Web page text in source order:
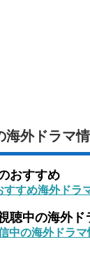
海外ドラマ
おすすめ
すすめ海外ドラ
聴中の海外ド
中の海外ドラマ